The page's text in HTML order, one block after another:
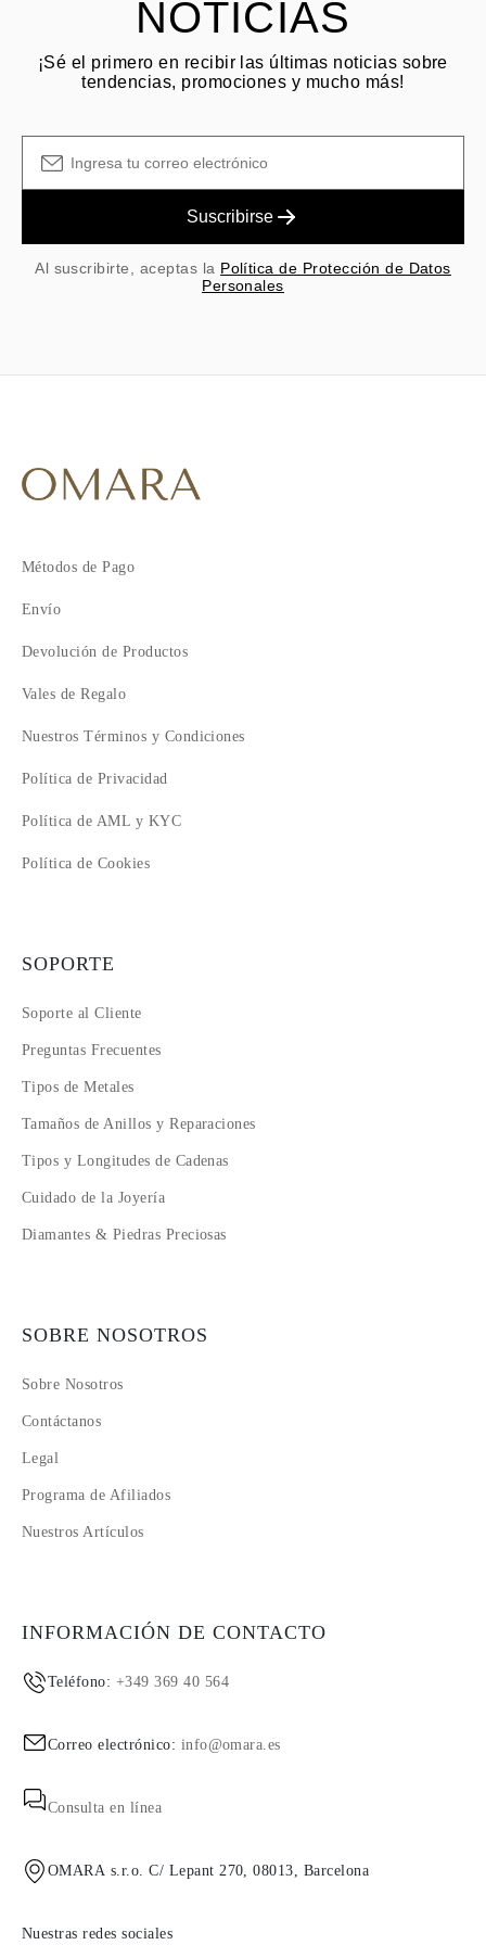
NOTICIAS
¡Sé el primero en recibir las últimas noticias sobre
tendencias, promociones y mucho más!
Suscribirse
Al suscribirte, aceptas la Política de Protección de Datos
Personales
Métodos de Pago
Envío
Devolución de Productos
Vales de Regalo
Nuestros Términos y Condiciones
Política de Privacidad
Política de AML y KYC
Política de Cookies
SOPORTE
Soporte al Cliente
Preguntas Frecuentes
Tipos de Metales
Tamaños de Anillos y Reparaciones
Tipos y Longitudes de Cadenas
Cuidado de la Joyería
Diamantes & Piedras Preciosas
SOBRE NOSOTROS
Sobre Nosotros
Contáctanos
Legal
Programa de Afiliados
Nuestros Artículos
INFORMACIÓN DE CONTACTO
Teléfono: +349 369 40 564
Correo electrónico: info@omara.es
Consulta en línea
OMARA s.r.o. C/ Lepant 270, 08013, Barcelona
Nuestras redes sociales